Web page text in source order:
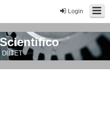
Login
DIITET